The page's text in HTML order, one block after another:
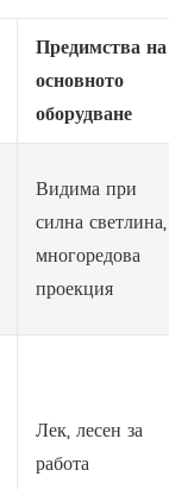
Предимства на
основното
оборудване
Видима при
силна светлина,
многоредова
проекция
Лек, лесен за
работа